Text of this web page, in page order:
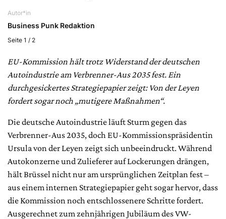
Autor*in
Business Punk Redaktion
Seite 1 / 2
EU-Kommission hält trotz Widerstand der deutschen
Autoindustrie am Verbrenner-Aus 2035 fest. Ein
durchgesickertes Strategiepapier zeigt: Von der Leyen
fordert sogar noch „mutigere Maßnahmen“.
Die deutsche Autoindustrie läuft Sturm gegen das
Verbrenner-Aus 2035, doch EU-Kommissionspräsidentin
Ursula von der Leyen zeigt sich unbeeindruckt. Während
Autokonzerne und Zulieferer auf Lockerungen drängen,
hält Brüssel nicht nur am ursprünglichen Zeitplan fest –
aus einem internen Strategiepapier geht sogar hervor, dass
die Kommission noch entschlossenere Schritte fordert.
Ausgerechnet zum zehnjährigen Jubiläum des VW-